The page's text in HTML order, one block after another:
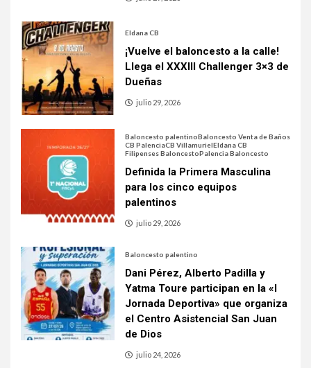
Eldana CB
¡Vuelve el baloncesto a la calle!
Llega el XXXIII Challenger 3×3 de
Dueñas
julio 29, 2026
Baloncesto palentinoBaloncesto Venta de Baños
CB PalenciaCB VillamurielEldana CB
Filipenses BaloncestoPalencia Baloncesto
Definida la Primera Masculina
para los cinco equipos
palentinos
julio 29, 2026
Baloncesto palentino
Dani Pérez, Alberto Padilla y
Yatma Toure participan en la «I
Jornada Deportiva» que organiza
el Centro Asistencial San Juan
de Dios
julio 24, 2026